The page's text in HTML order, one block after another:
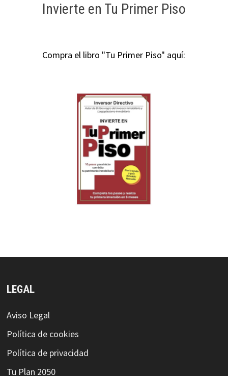
Invierte en Tu Primer Piso
Compra el libro "Tu Primer Piso" aquí:
LEGAL
Aviso Legal
Política de cookies
Política de privacidad
Tu Plan 2050